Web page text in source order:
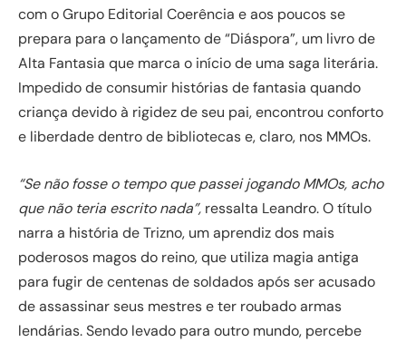
com o Grupo Editorial Coerência e aos poucos se
prepara para o lançamento de “Diáspora”, um livro de
Alta Fantasia que marca o início de uma saga literária.
Impedido de consumir histórias de fantasia quando
criança devido à rigidez de seu pai, encontrou conforto
e liberdade dentro de bibliotecas e, claro, nos MMOs.
“Se não fosse o tempo que passei jogando MMOs, acho
que não teria escrito nada”, ressalta Leandro. O título
narra a história de Trizno, um aprendiz dos mais
poderosos magos do reino, que utiliza magia antiga
para fugir de centenas de soldados após ser acusado
de assassinar seus mestres e ter roubado armas
lendárias. Sendo levado para outro mundo, percebe